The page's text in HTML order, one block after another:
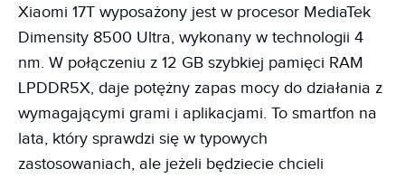
Xiaomi 17T wyposażony jest w procesor MediaTek
Dimensity 8500 Ultra, wykonany w technologii 4
nm. W połączeniu z 12 GB szybkiej pamięci RAM
LPDDR5X, daje potężny zapas mocy do działania z
wymagającymi grami i aplikacjami. To smartfon na
lata, który sprawdzi się w typowych
zastosowaniach, ale jeżeli będziecie chcieli